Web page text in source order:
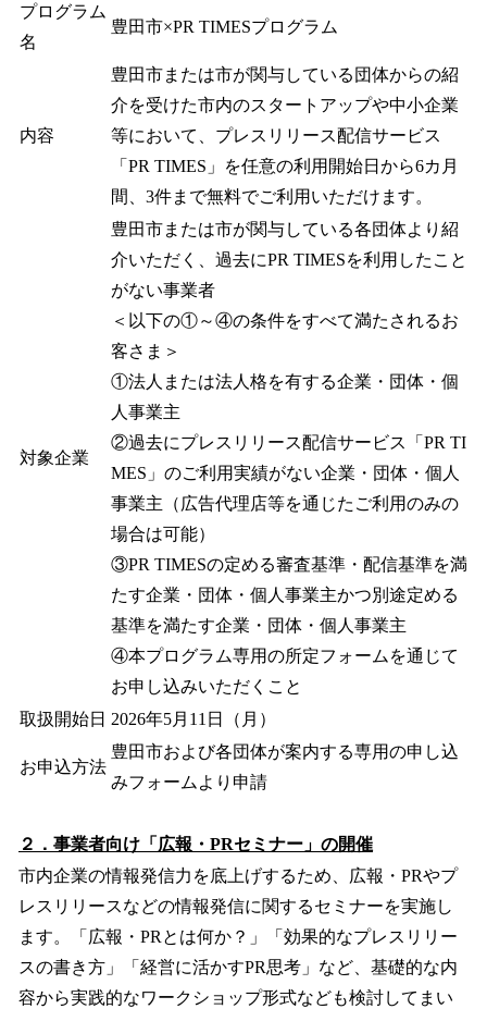
プログラム
名
豊田市×PR TIMESプログラム
内容
豊田市または市が関与している団体からの紹
介を受けた市内のスタートアップや中小企業
等において、プレスリリース配信サービス
「PR TIMES」を任意の利用開始日から6カ月
間、3件まで無料でご利用いただけます。
対象企業
豊田市または市が関与している各団体より紹
介いただく、過去にPR TIMESを利用したこと
がない事業者
＜以下の①～④の条件をすべて満たされるお
客さま＞
①法人または法人格を有する企業・団体・個
人事業主
②過去にプレスリリース配信サービス「PR TI
MES」のご利用実績がない企業・団体・個人
事業主（広告代理店等を通じたご利用のみの
場合は可能）
③PR TIMESの定める審査基準・配信基準を満
たす企業・団体・個人事業主かつ別途定める
基準を満たす企業・団体・個人事業主
④本プログラム専用の所定フォームを通じて
お申し込みいただくこと
取扱開始日 2026年5月11日（月）
お申込方法
豊田市および各団体が案内する専用の申し込
みフォームより申請
２．事業者向け「広報・PRセミナー」の開催
市内企業の情報発信力を底上げするため、広報・PRやプ
レスリリースなどの情報発信に関するセミナーを実施し
ます。「広報・PRとは何か？」「効果的なプレスリリー
スの書き方」「経営に活かすPR思考」など、基礎的な内
容から実践的なワークショップ形式なども検討してまい